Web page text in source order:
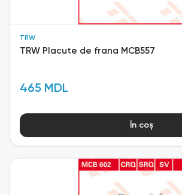
TRW
TRW Placute de frana MCB557
465 MDL
În coș